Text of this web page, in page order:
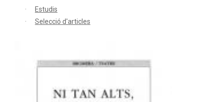
Estudis
Selecció d'articles